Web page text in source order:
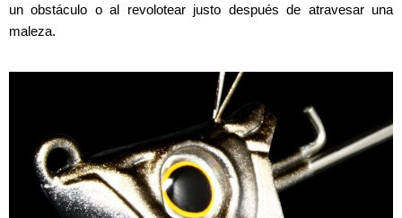
un obstáculo o al revolotear justo después de atravesar una
maleza.